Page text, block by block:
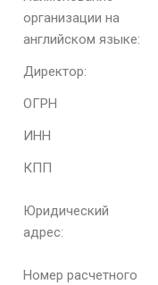
организации на
английском языке:
Директор:
ОГРН
ИНН
КПП
Юридический
адрес:
Номер расчетного